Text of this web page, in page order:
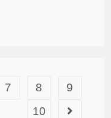
7 8
9
10